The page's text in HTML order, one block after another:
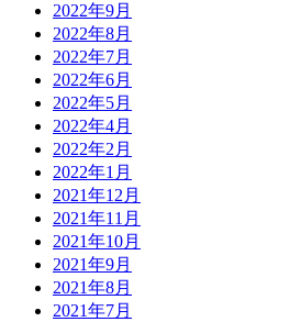
2022年9月
2022年8月
2022年7月
2022年6月
2022年5月
2022年4月
2022年2月
2022年1月
2021年12月
2021年11月
2021年10月
2021年9月
2021年8月
2021年7月